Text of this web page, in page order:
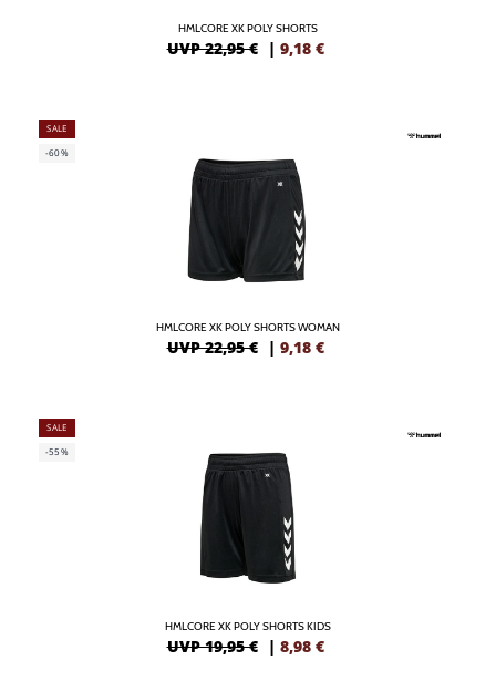
HMLCORE XK POLY SHORTS
UVP 22,95 € | 9,18 €
SALE
-60%
HMLCORE XK POLY SHORTS WOMAN
UVP 22,95 € | 9,18 €
SALE
-55%
HMLCORE XK POLY SHORTS KIDS
UVP 19,95 € | 8,98 €